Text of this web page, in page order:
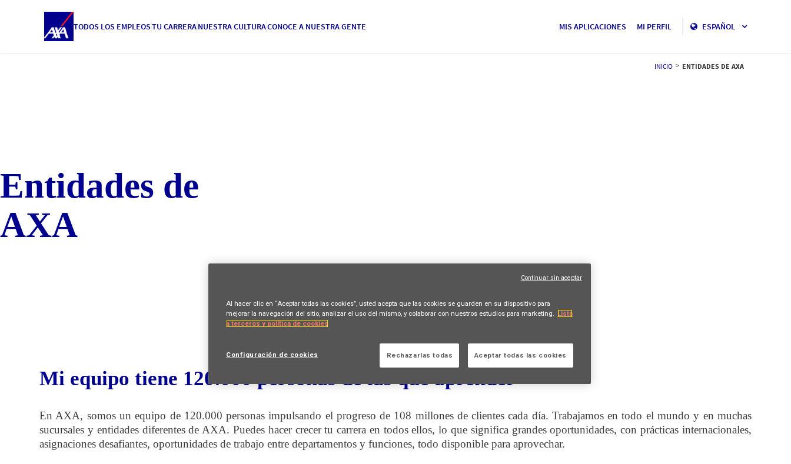
TODOS LOS EMPLEOSTU CARRERANUESTRA CULTURACONOCE A NUESTRA GENTE MIS APLICACIONES MI PERFIL ESPAÑOL
INICIO > ENTIDADES DE AXA
Entidades de
AXA
Mi equipo tiene 120.000 personas de las que aprender
En AXA, somos un equipo de 120.000 personas impulsando el progreso de 108 millones de clientes cada día. Trabajamos en todo el mundo y en muchas
sucursales y entidades diferentes de AXA. Puedes hacer crecer tu carrera en todos ellos, lo que significa grandes oportunidades, con prácticas internacionales,
asignaciones desafiantes, oportunidades de trabajo entre departamentos y funciones, todo disponible para aprovechar.
Al hacer clic en “Aceptar todas las cookies”, usted acepta que las cookies se guarden en su dispositivo para
mejorar la navegación del sitio, analizar el uso del mismo, y colaborar con nuestros estudios para marketing. Lista
a terceros y política de cookies
Configuración de cookies Rechazarlas todas Aceptar todas las cookies
Continuar sin aceptar